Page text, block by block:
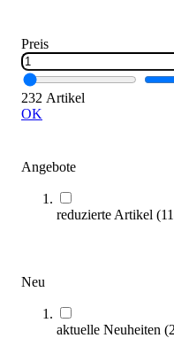
Preis
232 Artikel
OK
Angebote
reduzierte Artikel (
Neu
aktuelle Neuheiten (2
tanga sports®
Zum Produkt